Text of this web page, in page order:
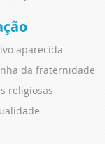
aparecida
da fraternidade
religiosas